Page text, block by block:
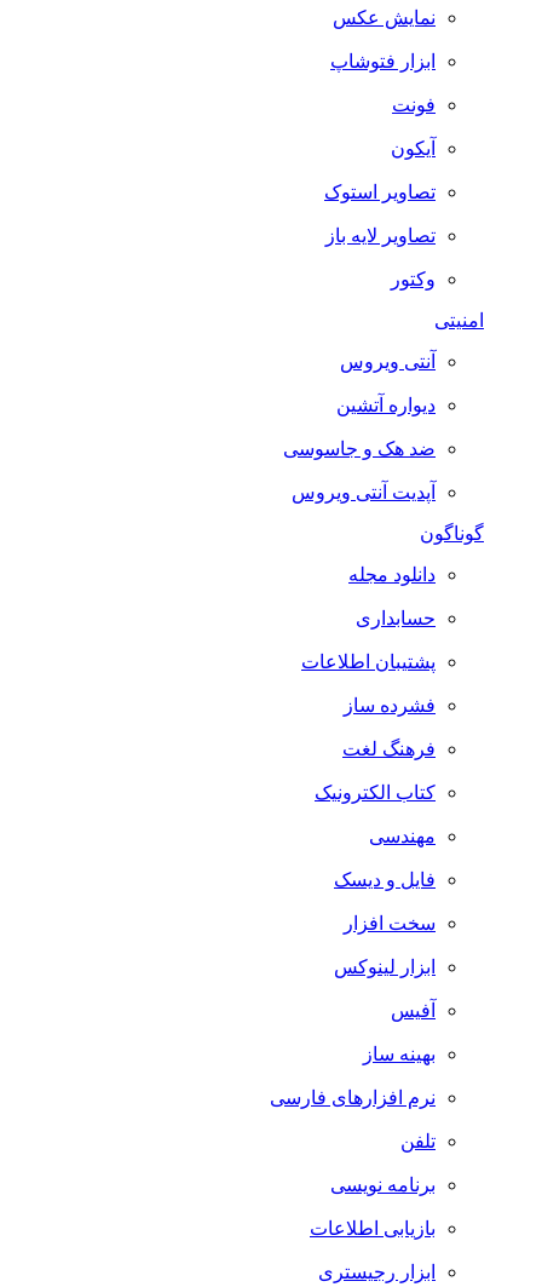
نمایش عکس
ابزار فتوشاپ
فونت
آیکون
تصاویر استوک
تصاویر لایه باز
وکتور
امنیتی
آنتی ویروس
دیواره آتشین
ضد هک و جاسوسی
آپدیت آنتی ویروس
گوناگون
دانلود مجله
حسابداری
پشتیبان اطلاعات
فشرده ساز
فرهنگ لغت
کتاب الکترونیک
مهندسی
فایل و دیسک
سخت افزار
ابزار لینوکس
آفیس
بهینه ساز
نرم افزارهای فارسی
تلفن
برنامه نویسی
بازیابی اطلاعات
ابزار رجیستری